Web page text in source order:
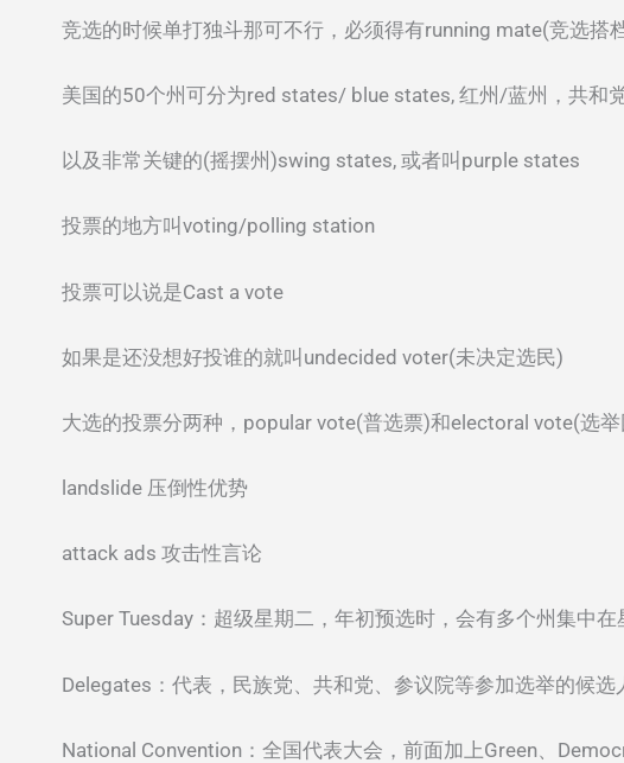
竞选的时候单打独斗那可不行，必须得有running mate(竞选搭
美国的50个州可分为red states/ blue states, 红州/蓝州，共和
以及非常关键的(摇摆州)swing states, 或者叫purple states
投票的地方叫voting/polling station
投票可以说是Cast a vote
如果是还没想好投谁的就叫undecided voter(未决定选民)
大选的投票分两种，popular vote(普选票)和electoral vote(选
landslide 压倒性优势
attack ads 攻击性言论
Super Tuesday：超级星期二，年初预选时，会有多个州集中
Delegates：代表，民族党、共和党、参议院等参加选举的候选
National Convention：全国代表大会，前面加上Green、